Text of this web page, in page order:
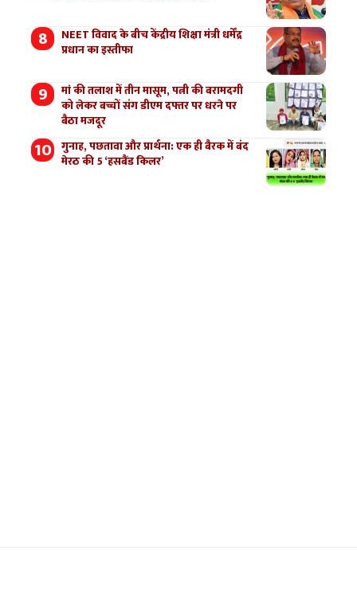
NEET विवाद के बीच केंद्रीय शिक्षा मंत्री धर्मेंद्र
प्रधान का इस्तीफा
मां की तलाश में तीन मासूम, पत्नी की बरामदगी
को लेकर बच्चों संग डीएम दफ्तर पर धरने पर
बैठा मजदूर
गुनाह, पछतावा और प्रार्थना: एक ही बैरक में बंद
मेरठ की 5 ‘हसबैंड किलर’